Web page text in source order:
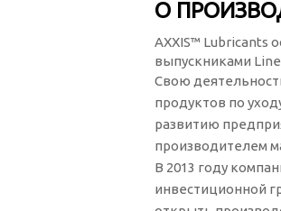
О
AXXIS™ Lubricants
выпускниками
Свою
продуктов по
развитию
производителем
В 2013 году
инвестиционной